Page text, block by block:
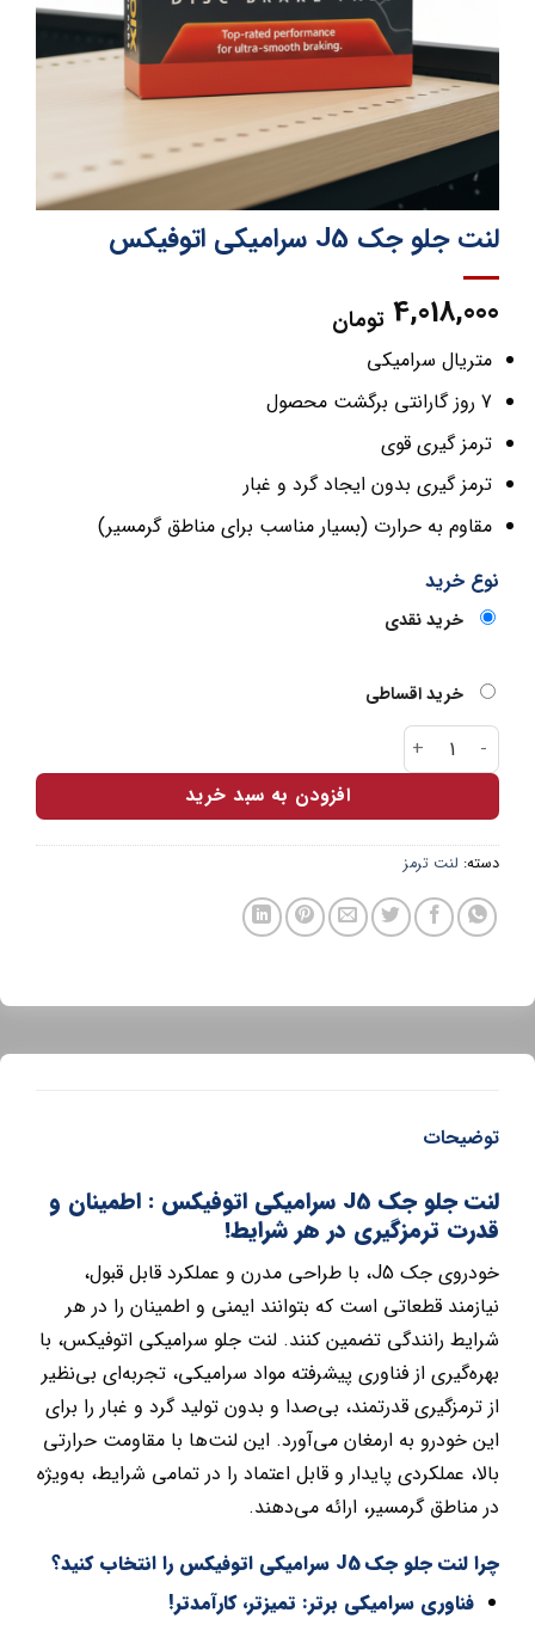
لنت جلو جک J5 سرامیکی اتوفیکس
4,018,000 تومان
متریال سرامیکی
7 روز گارانتی برگشت محصول
ترمز گیری قوی
ترمز گیری بدون ایجاد گرد و غبار
مقاوم به حرارت (بسیار مناسب برای مناطق گرمسیر)
نوع خرید
خرید نقدی
خرید اقساطی
لنت جلو جک J5 سرامیکی اتوفیکس عدد
افزودن به سبد خرید
دسته:لنت ترمز
توضیحات
لنت جلو جک J5 سرامیکی اتوفیکس : اطمینان و
قدرت ترمزگیری در هر شرایط!
خودروی جک J5، با طراحی مدرن و عملکرد قابل قبول،
نیازمند قطعاتی است که بتوانند ایمنی و اطمینان را در هر
شرایط رانندگی تضمین کنند. لنت جلو سرامیکی اتوفیکس، با
بهره‌گیری از فناوری پیشرفته مواد سرامیکی، تجربه‌ای بی‌نظیر
از ترمزگیری قدرتمند، بی‌صدا و بدون تولید گرد و غبار را برای
این خودرو به ارمغان می‌آورد. این لنت‌ها با مقاومت حرارتی
بالا، عملکردی پایدار و قابل اعتماد را در تمامی شرایط، به‌ویژه
در مناطق گرمسیر، ارائه می‌دهند.
چرا لنت جلو جک J5 سرامیکی اتوفیکس را انتخاب کنید؟
فناوری سرامیکی برتر: تمیزتر، کارآمدتر!